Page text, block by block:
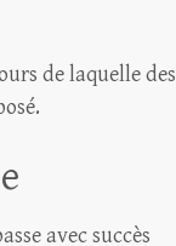
de laquelle des
avec succès